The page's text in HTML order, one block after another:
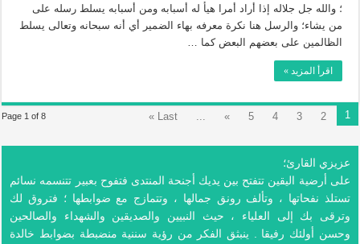
؛ والله جل جلاله إذا أراد أمرا هيأ له أسبابه ومن أسبابه يسلط رسله على
من يشاء؛ والرسل هنا نكرة معرفه بهاء الضمير أي أنه سبحانه وتعالى يسلط
الظالمين على بعضهم البعض كما …
اقرأ المزيد »
Page 1 of 8 1
2
3
4
5
»
...
Last »
عزيزي القارئ؛
على أرضية اليقين تتفتح بين يديك أجنحة المنتدى فتفوح بعبير تتنسمه نسائم
تستلذ نفحاتها ، وتألف رونق جمالها ، وتتمازج مع ضوابطها ؛ فتروق لك
وترقى بك إلى العلياء ، حيث النبيين والصديقين والشهداء والصالحين
وحسن أولئك رفيقا . ينبثق الفكر من رؤية سننية منضبطة بضوابط خالدة